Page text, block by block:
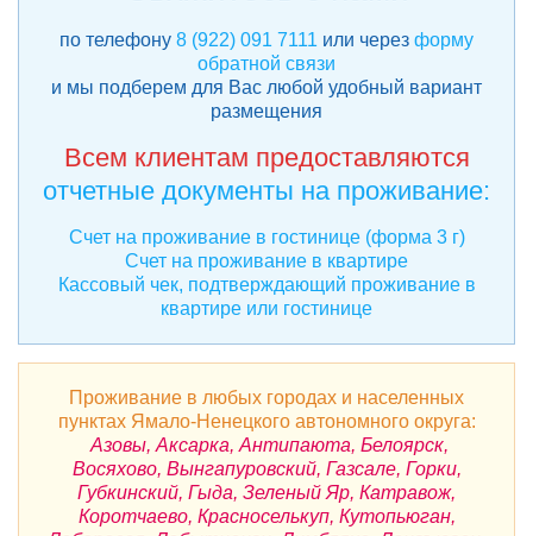
по телефону 8 (922) 091 7111 или через форму
обратной связи
и мы подберем для Вас любой удобный вариант
размещения
Всем клиентам предоставляются
отчетные документы на проживание:
Счет на проживание в гостинице (форма 3 г)
Счет на проживание в квартире
Кассовый чек, подтверждающий проживание в
квартире или гостинице
Проживание в любых городах и населенных
пунктах Ямало-Ненецкого автономного округа:
Азовы, Аксарка, Антипаюта, Белоярск,
Восяхово, Вынгапуровский, Газсале, Горки,
Губкинский, Гыда, Зеленый Яр, Катравож,
Коротчаево, Красноселькуп, Кутопьюган,